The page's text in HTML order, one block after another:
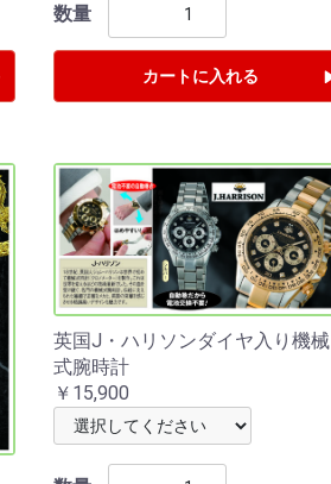
数量
カートに入れる
英国J・ハリソンダイヤ入り機械
式腕時計
￥15,900